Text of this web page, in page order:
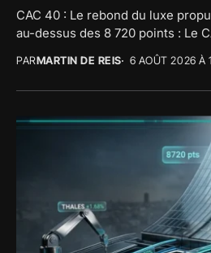
CAC 40 : Le rebond du luxe
au-dessus des 8 720 points : Le
PARMARTIN DE REIS 6 AOÛT 2026 À